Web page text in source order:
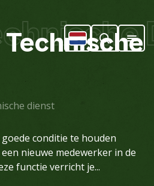
Technische
dienst
conditie te houden
nieuwe medewerker in de
functie verricht je...